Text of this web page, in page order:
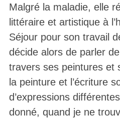
Malgré la maladie, elle
littéraire et artistique à
Séjour pour son travail
décide alors de parler
travers ses peintures et
la peinture et l’écriture
d’expressions
donné, quand je ne